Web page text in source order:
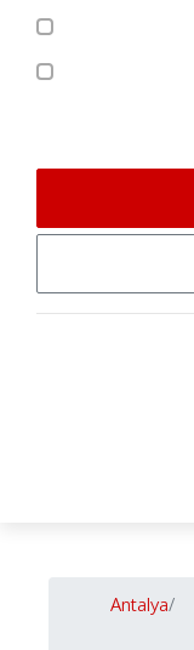
Antalya